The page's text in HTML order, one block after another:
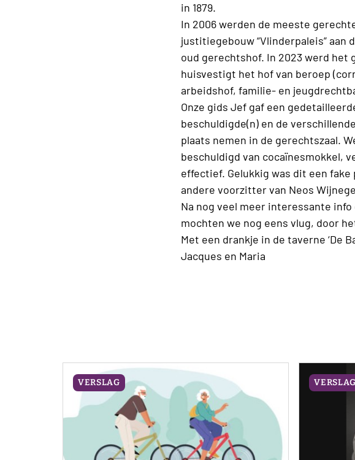
in 1879.
In 2006 werden de meeste
justitiegebouw “Vlinderpaleis”
oud gerechtshof. In 2023 werd het
huisvestigt het hof van beroep
arbeidshof, familie- en
Onze gids Jef gaf een
beschuldigde(n) en de
plaats nemen in de gerechtszaal.
beschuldigd van cocaïnesmokkel,
effectief. Gelukkig was dit een
andere voorzitter van Neos
Na nog veel meer interessante
mochten we nog eens vlug, door
Met een drankje in de taverne ‘De
Jacques en Maria
VERSLAG VERSLAG